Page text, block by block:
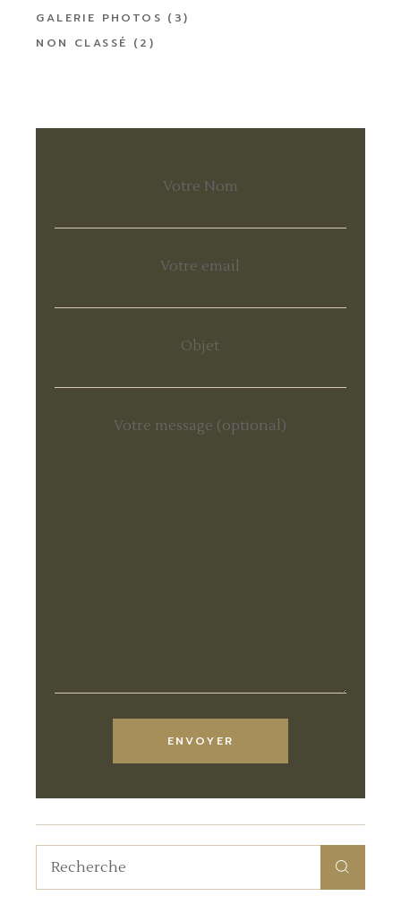
GALERIE PHOTOS (3)
NON CLASSÉ (2)
Votre Nom
Votre email
Objet
Votre message (optional)
ENVOYER
Recherche
pour: